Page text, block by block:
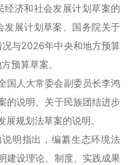
济和社会发展计划草案的
展计划草案、国务院关于
与2026年中央和地方预算
预算草案。
国人大常委会副委员长李鸿
的说明、关于民族团结进步
规划法草案的说明。
明指出，编纂生态环境法
建设理论、制度、实践成果